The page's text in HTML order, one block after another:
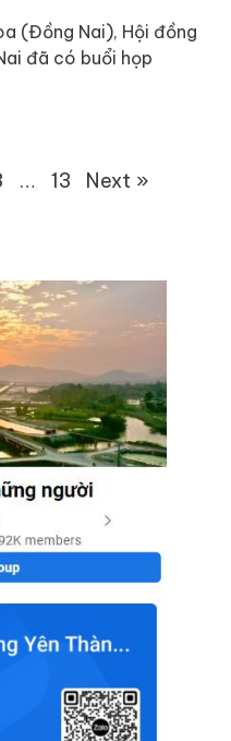
(Đồng Nai), Hội đồng
đã có buổi họp
… 13 Next »